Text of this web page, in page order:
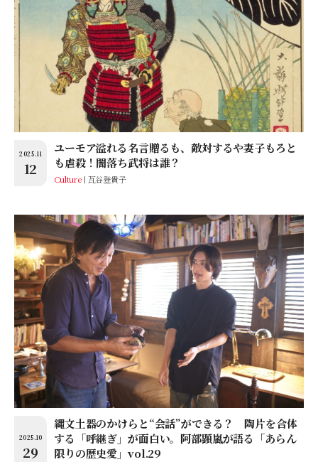
2025.11
12
ユーモア溢れる名言贈るも、敵対するや妻子もろと
も虐殺！闇落ち武将は誰？
Culture 瓦谷登貴子
2025.10
29
縄文土器のかけらと“会話”ができる？ 陶片を合体
する「呼継ぎ」が面白い。阿部顕嵐が語る「あらん
限りの歴史愛」vol.29